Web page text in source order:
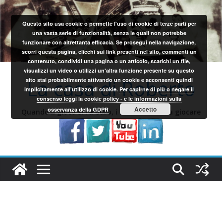
Salta
al
contenuto
La casa di Roberto
Quando il gioco si fa duro, i sardi iniziano a giocare
Questo sito usa cookie o permette l'uso di cookie di terze parti per
una vasta serie di funzionalità, senza le quali non potrebbe
funzionare con altrettanta efficacia. Se prosegui nella navigazione,
scorri questa pagina, clicchi sui link presenti nel sito, commenti un
contenuto, condividi una pagina o un articolo, scarichi un file,
visualizzi un video o utilizzi un'altra funzione presente su questo
sito stai probabilmente attivando un cookie e acconsenti quindi
implicitamente all'utilizzo di cookie.Per capirne di più o negare il
consenso leggi la cookie policy - e le informazioni sulla
osservanza della GDPR
Accetto